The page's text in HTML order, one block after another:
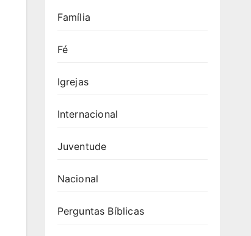
Família
Fé
Igrejas
Internacional
Juventude
Nacional
Perguntas Bíblicas